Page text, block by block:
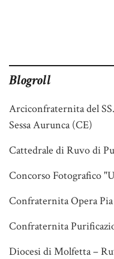
Blogroll
Arciconfraternita del
Sessa Aurunca (CE)
Cattedrale di Ruvo di
Concorso Fotografico
Confraternita Opera
Confraternita
Diocesi di Molfetta –